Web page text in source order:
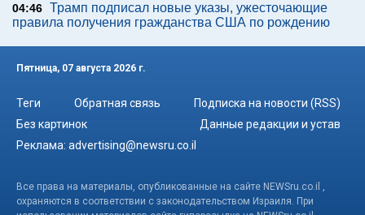
04:46 Трамп подписал новые указы, ужесточающие
правила получения гражданства США по рождению
Пятница, 07 августа 2026 г.
Теги Обратная связь
Подписка на новости (RSS)
Без картинок
Данные редакции и устав
Реклама: advertising@newsru.co.il
Все права на материалы, опубликованные на сайте NEWSru.co.il ,
охраняются в соответствии с законодательством Израиля. При